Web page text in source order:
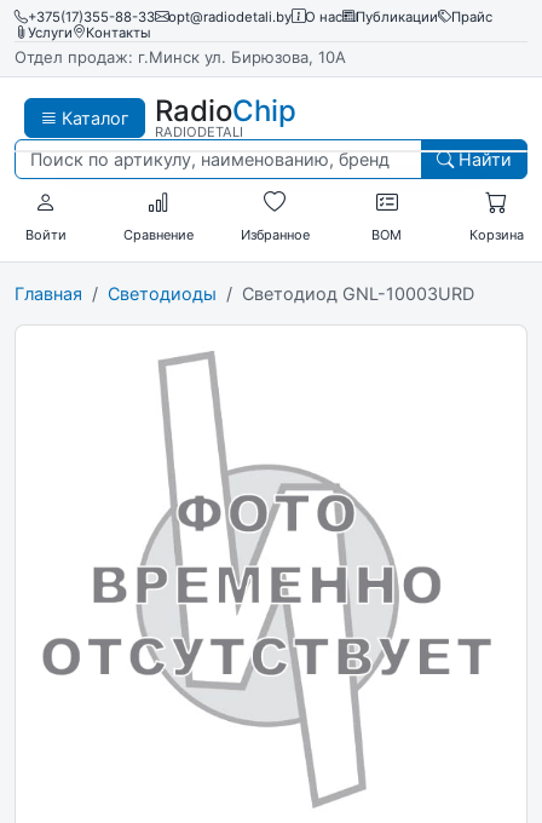
+375(17)355-88-33 opt@radiodetali.by О нас Публикации
Прайс
Услуги
Контакты
Отдел продаж: г.Минск ул. Бирюзова, 10А
Каталог RadioChip
RADIODETALI
Найти
Войти Сравнение Избранное BOM Корзина
Главная Светодиоды Светодиод GNL-10003URD